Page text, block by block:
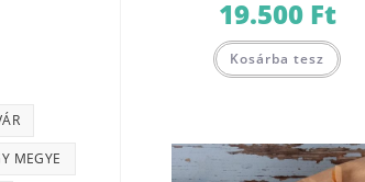
19.500 Ft
Kosárba tesz
MEGYE